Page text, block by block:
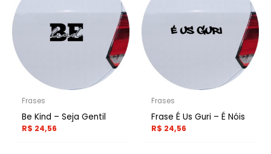
Frases
Be Kind – Seja Gentil
R$ 24,56
Frases
Frase É Us Guri – É Nóis
R$ 24,56